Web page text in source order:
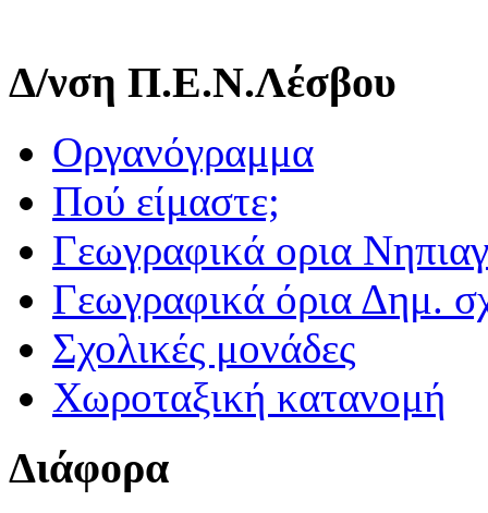
Δ/νση Π.Ε.Ν.Λέσβου
Οργανόγραμμα
Πού είμαστε;
Γεωγραφικά ορια
Γεωγραφικά όρια Δημ.
Σχολικές μονάδες
Χωροταξική κατανομή
Διάφορα